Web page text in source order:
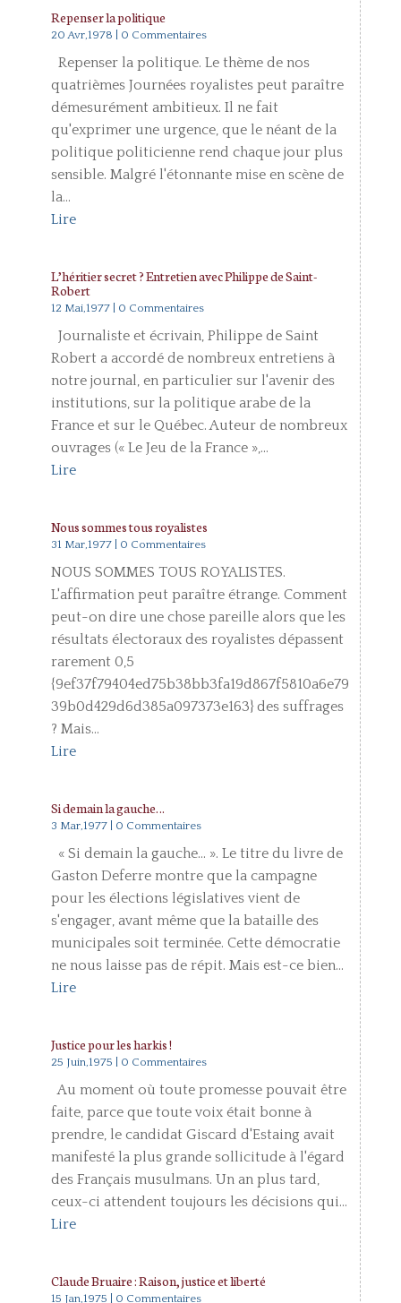
Repenser la politique
20 Avr,1978 | 0 Commentaires
Repenser la politique. Le thème de nos
quatrièmes Journées royalistes peut paraître
démesurément ambitieux. Il ne fait
qu'exprimer une urgence, que le néant de la
politique politicienne rend chaque jour plus
sensible. Malgré l'étonnante mise en scène de
la...
Lire
L’héritier secret ? Entretien avec Philippe de Saint-
Robert
12 Mai,1977| 0 Commentaires
Journaliste et écrivain, Philippe de Saint
Robert a accordé de nombreux entretiens à
notre journal, en particulier sur l'avenir des
institutions, sur la politique arabe de la
France et sur le Québec. Auteur de nombreux
ouvrages (« Le Jeu de la France »,...
Lire
Nous sommes tous royalistes
31 Mar,1977| 0 Commentaires
NOUS SOMMES TOUS ROYALISTES.
L'affirmation peut paraître étrange. Comment
peut-on dire une chose pareille alors que les
résultats électoraux des royalistes dépassent
rarement 0,5
{9ef37f79404ed75b38bb3fa19d867f5810a6e79
39b0d429d6d385a097373e163} des suffrages
? Mais...
Lire
Si demain la gauche…
3 Mar,1977| 0 Commentaires
« Si demain la gauche... ». Le titre du livre de
Gaston Deferre montre que la campagne
pour les élections législatives vient de
s'engager, avant même que la bataille des
municipales soit terminée. Cette démocratie
ne nous laisse pas de répit. Mais est-ce bien...
Lire
Justice pour les harkis !
25 Juin,1975 | 0 Commentaires
Au moment où toute promesse pouvait être
faite, parce que toute voix était bonne à
prendre, le candidat Giscard d'Estaing avait
manifesté la plus grande sollicitude à l'égard
des Français musulmans. Un an plus tard,
ceux-ci attendent toujours les décisions qui...
Lire
Claude Bruaire : Raison, justice et liberté
15 Jan,1975 | 0 Commentaires